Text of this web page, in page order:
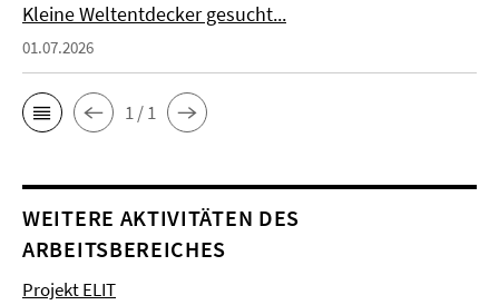
Kleine Weltentdecker gesucht...
01.07.2026
1 / 1
WEITERE AKTIVITÄTEN DES
ARBEITSBEREICHES
Projekt ELIT